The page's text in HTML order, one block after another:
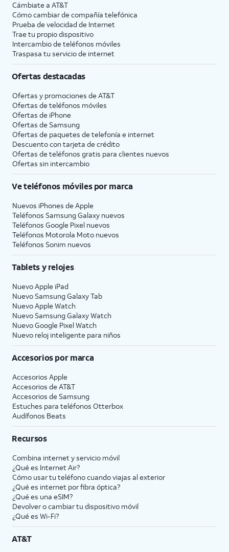
Cámbiate a AT&T
Cómo cambiar de compañía telefónica
Prueba de velocidad de Internet
Trae tu propio dispositivo
Intercambio de teléfonos móviles
Traspasa tu servicio de internet
Ofertas destacadas
Ofertas y promociones de AT&T
Ofertas de teléfonos móviles
Ofertas de iPhone
Ofertas de Samsung
Ofertas de paquetes de telefonía e internet
Descuento con tarjeta de crédito
Ofertas de teléfonos gratis para clientes nuevos
Ofertas sin intercambio
Ve teléfonos móviles por marca
Nuevos iPhones de Apple
Teléfonos Samsung Galaxy nuevos
Teléfonos Google Pixel nuevos
Teléfonos Motorola Moto nuevos
Teléfonos Sonim nuevos
Tablets y relojes
Nuevo Apple iPad
Nuevo Samsung Galaxy Tab
Nuevo Apple Watch
Nuevo Samsung Galaxy Watch
Nuevo Google Pixel Watch
Nuevo reloj inteligente para niños
Accesorios por marca
Accesorios Apple
Accesorios de AT&T
Accesorios de Samsung
Estuches para teléfonos Otterbox
Audífonos Beats
Recursos
Combina internet y servicio móvil
¿Qué es Internet Air?
Cómo usar tu teléfono cuando viajas al exterior
¿Qué es internet por fibra óptica?
¿Qué es una eSIM?
Devolver o cambiar tu dispositivo móvil
¿Qué es Wi-Fi?
AT&T